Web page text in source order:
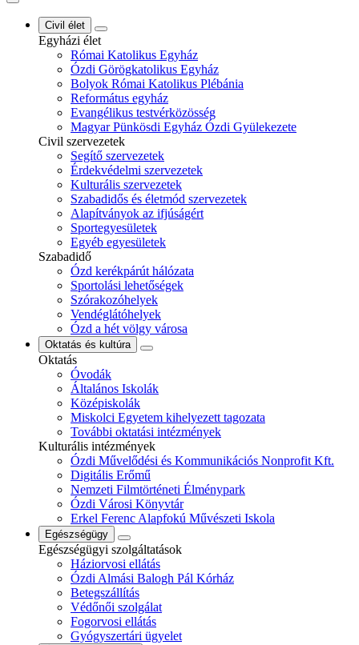
Civil élet
Egyházi élet
Római Katolikus Egyház
Ózdi Görögkatolikus Egyház
Bolyok Római Katolikus Plébánia
Református egyház
Evangélikus testvérközösség
Magyar Pünkösdi Egyház Ózdi Gyülekezete
Civil szervezetek
Segítő szervezetek
Érdekvédelmi szervezetek
Kulturális szervezetek
Szabadidős és életmód szervezetek
Alapítványok az ifjúságért
Sportegyesületek
Egyéb egyesületek
Szabadidő
Ózd kerékpárút hálózata
Sportolási lehetőségek
Szórakozóhelyek
Vendéglátóhelyek
Ózd a hét völgy városa
Oktatás és kultúra
Oktatás
Óvodák
Általános Iskolák
Középiskolák
Miskolci Egyetem kihelyezett tagozata
További oktatási intézmények
Kulturális intézmények
Ózdi Művelődési és Kommunikációs Nonprofit Kft.
Digitális Erőmű
Nemzeti Filmtörténeti Élménypark
Ózdi Városi Könyvtár
Erkel Ferenc Alapfokú Művészeti Iskola
Egészségügy
Egészségügyi szolgáltatások
Háziorvosi ellátás
Ózdi Almási Balogh Pál Kórház
Betegszállítás
Védőnői szolgálat
Fogorvosi ellátás
Gyógyszertári ügyelet